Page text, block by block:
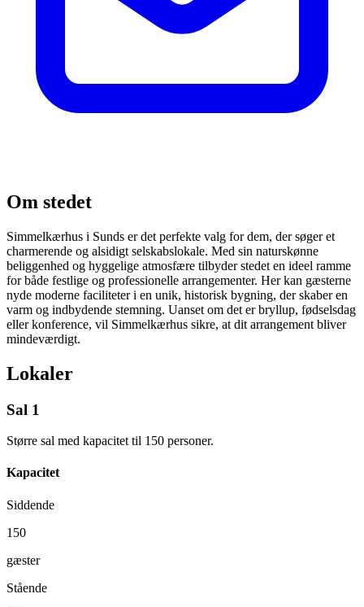
Om stedet
Simmelkærhus i Sunds er det perfekte valg for dem, der søger et
charmerende og alsidigt selskabslokale. Med sin naturskønne
beliggenhed og hyggelige atmosfære tilbyder stedet en ideel ramme
for både festlige og professionelle arrangementer. Her kan gæsterne
nyde moderne faciliteter i en unik, historisk bygning, der skaber en
varm og indbydende stemning. Uanset om det er bryllup, fødselsdag
eller konference, vil Simmelkærhus sikre, at dit arrangement bliver
mindeværdigt.
Lokaler
Sal 1
Større sal med kapacitet til 150 personer.
Kapacitet
Siddende
150
gæster
Stående